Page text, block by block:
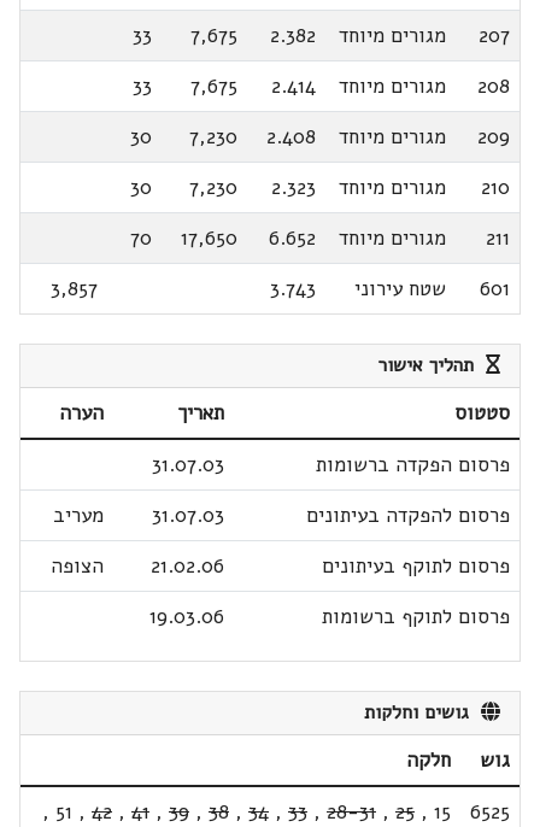
207
מגורים מיוחד 2.382
7,675
33
208
מגורים מיוחד 2.414
7,675
33
209
מגורים מיוחד 2.408
7,230
30
210
מגורים מיוחד 2.323
7,230
30
211
מגורים מיוחד 6.652
17,650
70
601
שטח עירוני 3.743
3,857
תהליך אישור
סטטוס תאריך
הערה
פרסום הפקדה ברשומות
31.07.03
פרסום להפקדה בעיתונים
31.07.03
מעריב
פרסום לתוקף בעיתונים
21.02.06
הצופה
פרסום לתוקף ברשומות
19.03.06
גושים וחלקות
גוש
חלקה
6525
15
,
25
,
28-31
,
33
,
34
,
38
,
39
,
41
,
42
,
51
,